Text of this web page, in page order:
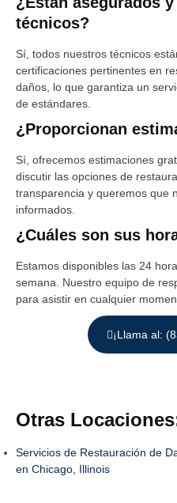
técnicos?
Sí, todos nuestros técnicos
certificaciones pertinentes en
daños, lo que garantiza un
de estándares.
¿Proporcionan
Sí, ofrecemos estimaciones
discutir las opciones de
transparencia y queremos que
informados.
¿Cuáles son sus
Estamos disponibles las 24
semana. Nuestro equipo de
para asistir en cualquier
¡Llama al:
Otras
Servicios de Restauración de
en Chicago, Illinois